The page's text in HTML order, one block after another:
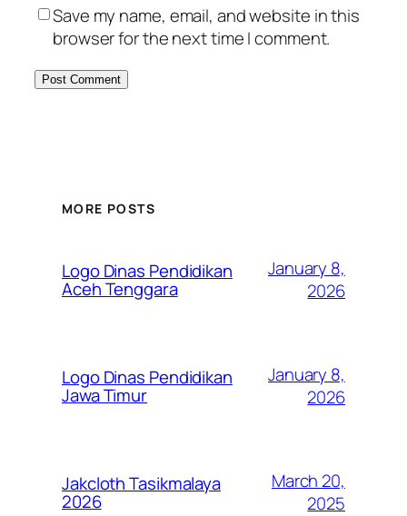
Save my name, email, and website in this
browser for the next time I comment.
MORE POSTS
Logo Dinas Pendidikan
Aceh Tenggara
January 8,
2026
Logo Dinas Pendidikan
Jawa Timur
January 8,
2026
Jakcloth Tasikmalaya
2026
March 20,
2025